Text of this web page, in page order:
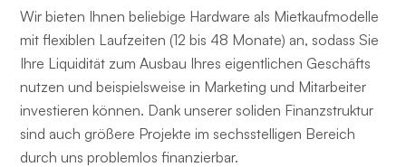
Wir bieten Ihnen beliebige Hardware als Mietkaufmodelle
mit flexiblen Laufzeiten (12 bis 48 Monate) an, sodass Sie
Ihre Liquidität zum Ausbau Ihres eigentlichen Geschäfts
nutzen und beispielsweise in Marketing und Mitarbeiter
investieren können. Dank unserer soliden Finanzstruktur
sind auch größere Projekte im sechsstelligen Bereich
durch uns problemlos finanzierbar.